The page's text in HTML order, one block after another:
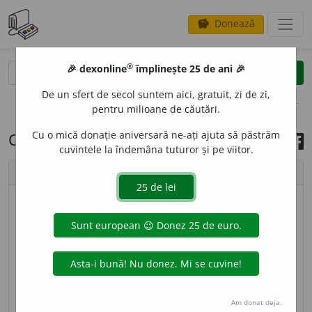
savings Donează
opțiuni
Cuvântul zilei, 19 mai 2021
© imagine Addell Design
ȚIE s. f.Stare patologică a organismului,
manifestată prin pierdere în greutate, scăderea
inanitio.
🎉 dexonline® împlinește 25 de ani 🎉
De un sfert de secol suntem aici, gratuit, zi de zi,
pentru milioane de căutări.
Cu o mică donație aniversară ne-ați ajuta să păstrăm
cuvintele la îndemâna tuturor și pe viitor.
Am donat deja.